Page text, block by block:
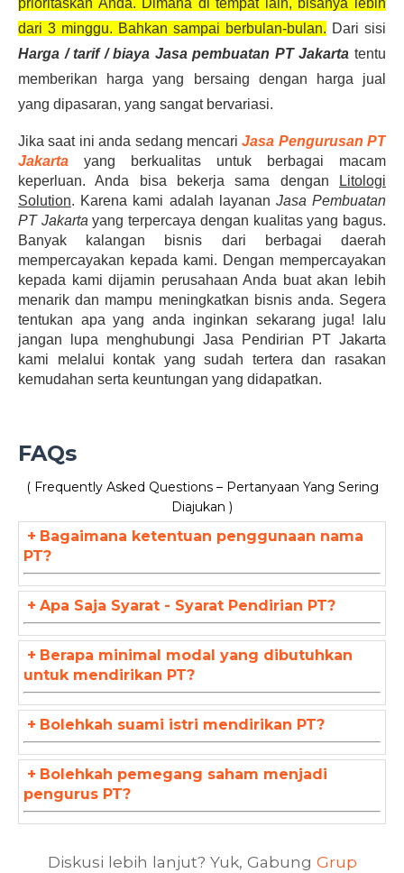
prioritaskan Anda. Dimana di tempat lain, bisanya lebih
dari 3 minggu. Bahkan sampai berbulan-bulan.
Harga / tarif / biaya Jasa pembuatan PT Jakarta tentu
memberikan harga yang bersaing dengan harga jual
yang dipasaran, yang sangat bervariasi.
Jika saat ini anda sedang mencari Jasa Pengurusan PT
Jakarta yang berkualitas untuk berbagai macam
keperluan. Anda bisa bekerja sama dengan
Litologi
Solution. Karena kami adalah layanan Jasa Pembuatan
PT Jakarta yang terpercaya dengan kualitas yang bagus.
Banyak kalangan bisnis dari berbagai daerah
mempercayakan kepada kami. Dengan mempercayakan
kepada kami dijamin perusahaan Anda buat akan lebih
menarik dan mampu meningkatkan bisnis anda. Segera
tentukan apa yang anda inginkan sekarang juga! lalu
jangan lupa menghubungi Jasa Pendirian PT Jakarta
kami melalui kontak yang sudah tertera dan rasakan
kemudahan serta keuntungan yang didapatkan.
FAQs
( Frequently Asked Questions – Pertanyaan Yang Sering
Diajukan )
+ Bagaimana ketentuan penggunaan nama
PT?
+ Apa Saja Syarat - Syarat Pendirian PT?
+ Berapa minimal modal yang dibutuhkan
untuk mendirikan PT?
+ Bolehkah suami istri mendirikan PT?
+ Bolehkah pemegang saham menjadi
pengurus PT?
Diskusi lebih lanjut? Yuk, Gabung Grup